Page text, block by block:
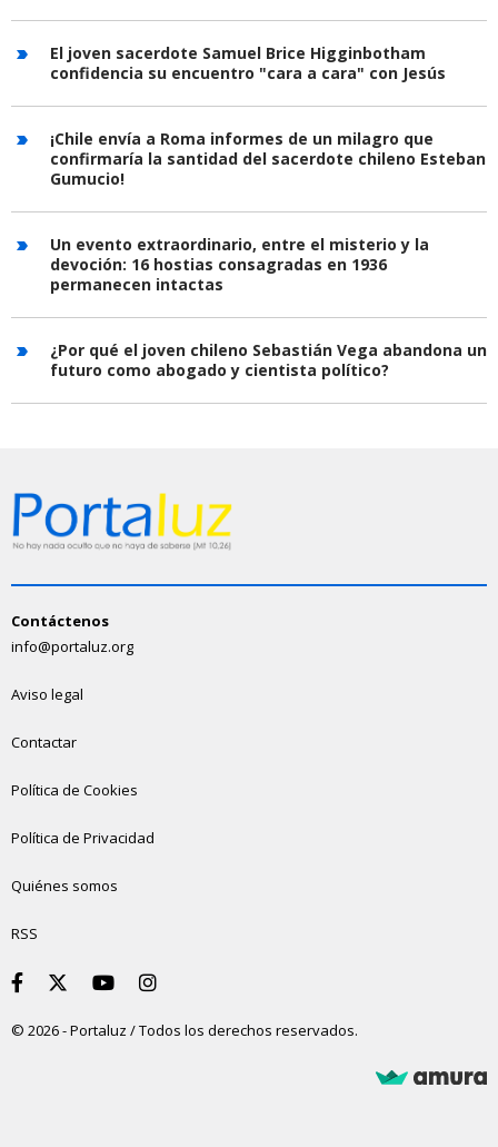
El joven sacerdote Samuel Brice Higginbotham
confidencia su encuentro "cara a cara" con Jesús
¡Chile envía a Roma informes de un milagro que
confirmaría la santidad del sacerdote chileno Esteban
Gumucio!
Un evento extraordinario, entre el misterio y la
devoción: 16 hostias consagradas en 1936
permanecen intactas
¿Por qué el joven chileno Sebastián Vega abandona un
futuro como abogado y cientista político?
Contáctenos
info@portaluz.org
Aviso legal
Contactar
Política de Cookies
Política de Privacidad
Quiénes somos
RSS
© 2026 - Portaluz / Todos los derechos reservados.